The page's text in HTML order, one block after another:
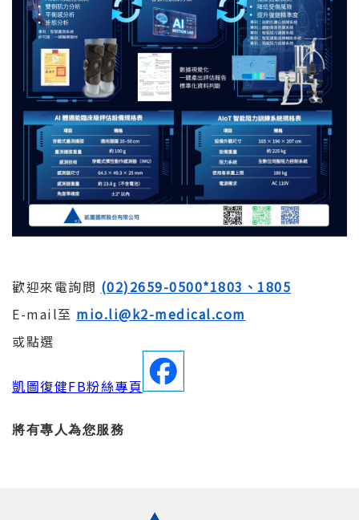
歡迎來電詢問 (02)2659-0500*1803、1805
E-mail至 mio.li@k2-medical.com
或點選
凱圖復健FB粉絲專頁
將有專人為您服務